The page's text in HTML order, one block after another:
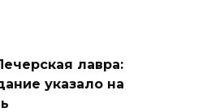
лавра:
указало на